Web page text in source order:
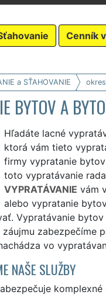
Cenník
a SŤAHOVANIE
BYTOV A
Hľadáte lacné
ktorá vám tieto
firmy vypratanie
toto vypratávanie
VYPRATÁVANIE vám
alebo vypratanie
Vypratávanie
zabezpečíme
vo
NAŠE SLUŽBY